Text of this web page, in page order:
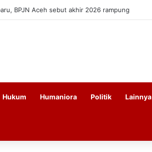
BPJN Aceh sebut akhir 2026 rampung
Hukum Humaniora Politik Lainnya